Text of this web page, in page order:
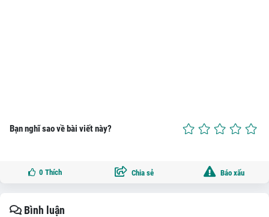
Bạn nghĩ sao về bài viết này?
0 Thích Chia sẻ Báo xấu
Bình luận